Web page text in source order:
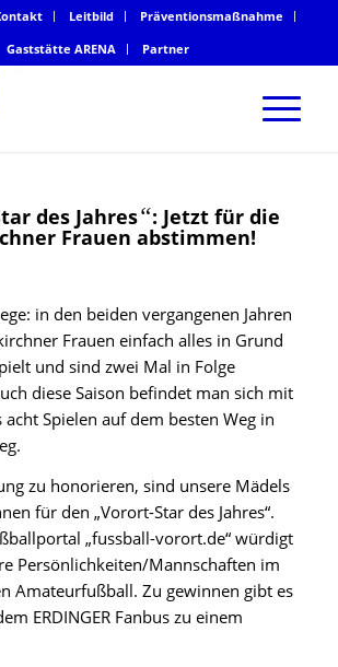
Leitbild
Präventionsmaßnahme
Gaststätte ARENA
Partner
des Jahres“: Jetzt für die
Frauen abstimmen!
in den beiden vergangenen Jahren
Frauen einfach alles in Grund
und sind zwei Mal in Folge
diese Saison befindet man sich mit
acht Spielen auf dem besten Weg in
zu honorieren, sind unsere Mädels
für den „Vorort-Star des Jahres“.
„fussball-vorort.de“ würdigt
Persönlichkeiten/Mannschaften im
Amateurfußball. Zu gewinnen gibt es
ERDINGER Fanbus zu einem